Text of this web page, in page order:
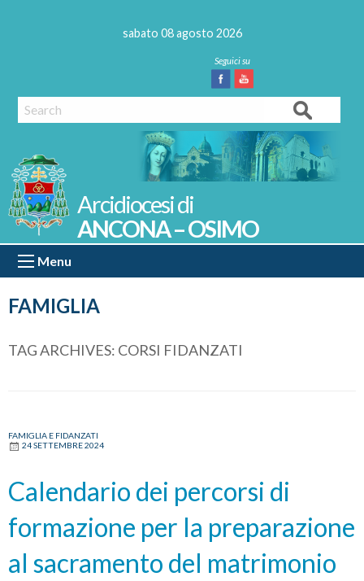
sabato 08 agosto 2026
Facebook
Youtube
Search
FAMIGLIA
ANCONA – OSIMO
Menu
TAG ARCHIVES: CORSI FIDANZATI
FAMIGLIA E FIDANZATI
24 SETTEMBRE 2024
Calendario dei percorsi di
formazione per la preparazione
al sacramento del matrimonio